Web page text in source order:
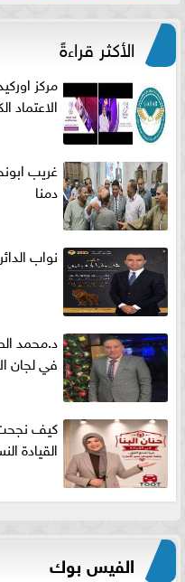
الأكثر قراءةً
مركز
الاعتماد
غريب
دمنا
نواب
د.محمد
في لجان
كيف نجحت
القيادة
الفيس بوك